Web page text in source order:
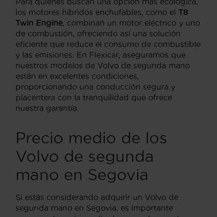
los motores híbridos enchufables, como el T8
Twin Engine, combinan un motor eléctrico y uno
de combustión, ofreciendo así una solución
eficiente que reduce el consumo de combustible
y las emisiones. En Flexicar, aseguramos que
nuestros modelos de Volvo de segunda mano
están en excelentes condiciones,
proporcionando una conducción segura y
placentera con la tranquilidad que ofrece
nuestra garantía.
Precio medio de los
Volvo de segunda
mano en Segovia
Si estás considerando adquirir un Volvo de
segunda mano en Segovia, es importante